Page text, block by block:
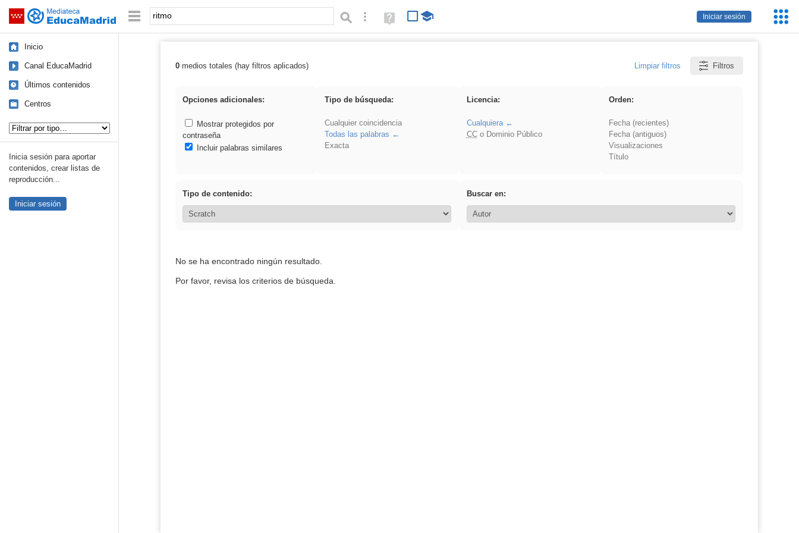
Saltar navegación
Iniciar sesión
Palabra o frase: Búsqueda avanzada
Ayuda
(en
Inicio
Canal EducaMadrid
Últimos contenidos
Centros
Inicia sesión para aportar
contenidos, crear listas de
reproducción...
Iniciar sesión
Resultados de: ritmo
0medios totales (hay filtros aplicados) Limpiar filtros Filtros
Opciones adicionales:
Mostrar protegidos por
contraseña
Incluir palabras similares
Tipo de búsqueda:
Cualquier coincidencia
Todas las palabras
Exacta
Licencia:
Cualquiera
CCo Dominio Público
Orden:
Fecha (recientes)
Fecha (antiguos)
Visualizaciones
Título
Tipo de contenido: Buscar en:
No se ha encontrado ningún resultado.
Por favor, revisa los criterios de búsqueda.